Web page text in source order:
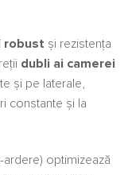
robust și rezistența
dubli ai camerei
și pe laterale,
constante și la
ardere) optimizează